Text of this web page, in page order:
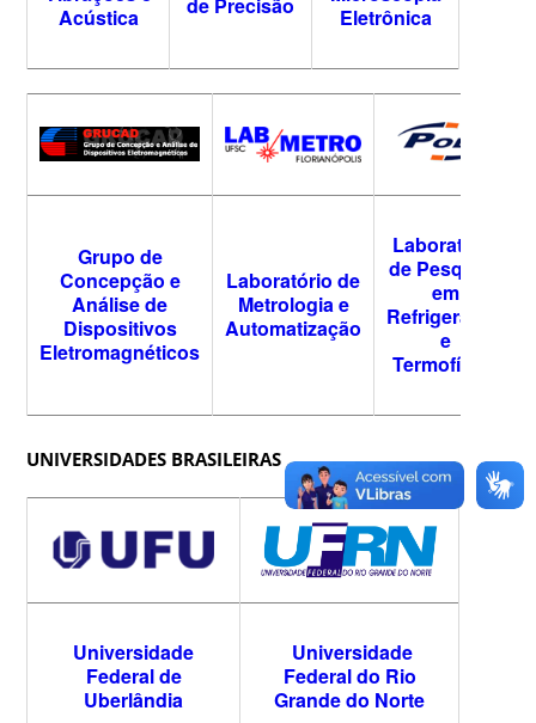
Acústica
Eletrônica
Grupo de
Concepção e
Análise de
Dispositivos
Eletromagnéticos
Laboratório de
Metrologia e
Automatização
Laboratório
de Pesquisa
em
Refrigeração
e
Termofísica
UNIVERSIDADES BRASILEIRAS
Universidade
Federal de
Uberlândia
Universidade
Federal do Rio
Grande do Norte